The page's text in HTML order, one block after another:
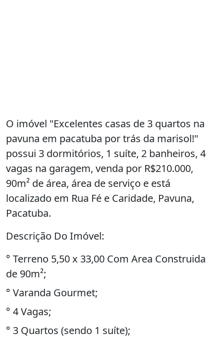
O imóvel "Excelentes casas de 3 quartos na
pavuna em pacatuba por trás da marisol!"
possui 3 dormitórios, 1 suíte, 2 banheiros, 4
vagas na garagem, venda por R$210.000,
90m² de área, área de serviço e está
localizado em Rua Fé e Caridade, Pavuna,
Pacatuba.
Descrição Do Imóvel:
° Terreno 5,50 x 33,00 Com Area Construida
de 90m²;
° Varanda Gourmet;
° 4 Vagas;
° 3 Quartos (sendo 1 suíte);